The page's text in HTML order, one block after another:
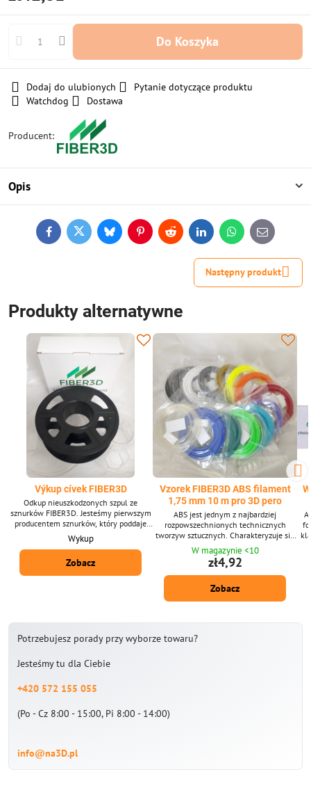
Do Koszyka
Dodaj do ulubionych
Pytanie dotyczące produktu
Watchdog
Dostawa
Producent:
Opis
FacebookTwitterBlueskyPinterestReddit LinkedInWhatsApp
E-
mail
Następny produkt
Produkty alternatywne
Výkup cívek FIBER3D
Odkup nieuszkodzonych szpul ze
sznurków FIBER3D. Jesteśmy pierwszym
producentem sznurków, który poddaje
recyklingowi szpule i pudełka z
filamentem, a kupujemy je od 2020
Wykup
Zobacz
Vzorek FIBER3D ABS filament
1,75 mm 10 m pro 3D pero
ABS jest jednym z najbardziej
rozpowszechnionych technicznych
tworzyw sztucznych. Charakteryzuje się
wysoką wytrzymałość, wytrzymałość i
odporność na temperaturę. Średnica
filamentu: 1,75 mm ± 0,02 mm. Pakiet
zawiera 10 m strun o średnicy 1,75 mm.
Dostarczone w 14 odcieniach. Materiał
ABS jest również dostępny w pakiecie 1
W magazynie <10
zł4,92
Zobacz
Potrzebujesz porady przy wyborze towaru?
Jesteśmy tu dla Ciebie
+420 572 155 055
(Po - Cz 8:00 - 15:00, Pi 8:00 - 14:00)
info@na3D.pl